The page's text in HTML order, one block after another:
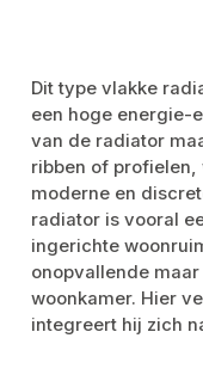
de zijkant mogelijk, met
Bedrijfsdruk: Max. 10 bar
Aansluitingen: 2 x G 1/2
Eenvoudige installatie:
Snelle montageset: met
steun, inclusief schroeven
zelfdichtende jaloezie en
Bijzondere kenmerken:
Hygiëneradiator met glad
gezondheidszorg.
karton, beschermhoeken
Dit type vlakke
een hoge energie-
van de radiator
ribben of
moderne en
radiator is vooral
ingerichte
onopvallende
woonkamer. Hier
integreert hij zich